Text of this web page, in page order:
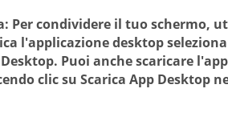
Per condividere il tuo schermo,
l'applicazione desktop
. Puoi anche scaricare
clic su Scarica App Desktop